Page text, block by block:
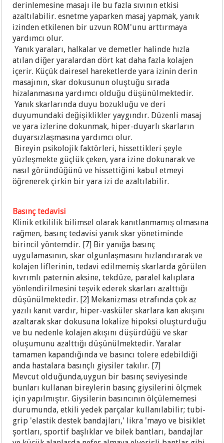
derinlemesine masajı ile bu fazla sıvının etkisi
azaltılabilir. esnetme yaparken masaj yapmak, yanık
izinden etkilenen bir uzvun ROM'unu arttırmaya
yardımcı olur.
Yanık yaraları, halkalar ve demetler halinde hızla
atılan diğer yaralardan dört kat daha fazla kolajen
içerir. Küçük dairesel hareketlerde yara izinin derin
masajının, skar dokusunun oluştuğu sırada
hizalanmasına yardımcı olduğu düşünülmektedir.
Yanık skarlarında duyu bozukluğu ve deri
duyumundaki değişiklikler yaygındır. Düzenli masaj
ve yara izlerine dokunmak, hiper-duyarlı skarların
duyarsızlaşmasına yardımcı olur.
Bireyin psikolojik faktörleri, hissettikleri şeyle
yüzleşmekte güçlük çeken, yara izine dokunarak ve
nasıl göründüğünü ve hissettiğini kabul etmeyi
öğrenerek çirkin bir yara izi de azaltılabilir.
Basınç tedavisi
Klinik etkililik bilimsel olarak kanıtlanmamış olmasına
rağmen, basınç tedavisi yanık skar yönetiminde
birincil yöntemdir. [7] Bir yanığa basınç
uygulamasının, skar olgunlaşmasını hızlandırarak ve
kolajen liflerinin, tedavi edilmemiş skarlarda görülen
kıvrımlı paternin aksine, tekdüze, paralel kalıplara
yönlendirilmesini teşvik ederek skarları azalttığı
düşünülmektedir. [2] Mekanizması etrafında çok az
yazılı kanıt vardır, hiper-vasküler skarlara kan akışını
azaltarak skar dokusuna lokalize hipoksi oluşturduğu
ve bu nedenle kolajen akışını düşürdüğü ve skar
oluşumunu azalttığı düşünülmektedir. Yaralar
tamamen kapandığında ve basıncı tolere edebildiği
anda hastalara basınçlı giysiler takılır. [7]
Mevcut olduğunda,uygun bir basınç seviyesinde
bunları kullanan bireylerin basınç giysilerini ölçmek
için yapılmıştır. Giysilerin basıncının ölçülememesi
durumunda, etkili yedek parçalar kullanılabilir; tubi-
grip 'elastik destek bandajları,' likra 'mayo ve bisiklet
şortları, sportif başlıklar ve bilek bantları, bandajlar